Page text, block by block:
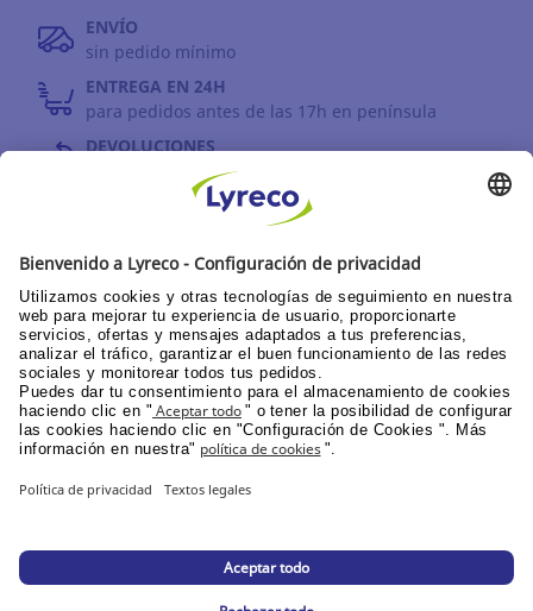
ENVÍO
sin pedido mínimo
ENTREGA EN 24H
para pedidos antes de las 17h en península
DEVOLUCIONES
antes de 30 días
INFORMACIÓN GENERAL
PPU área de clientes
Catálogos y promociones
Documentación corporativa
privacidad|Configuración de la privacidad|
Mapa del sitio web